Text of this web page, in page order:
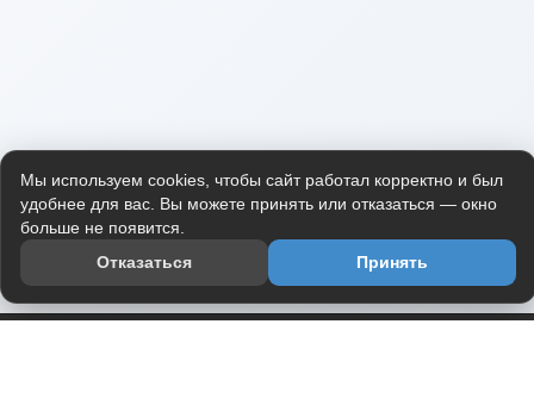
Мы используем cookies, чтобы сайт работал корректно и был
удобнее для вас. Вы можете принять или отказаться — окно
больше не появится.
Отказаться
Принять